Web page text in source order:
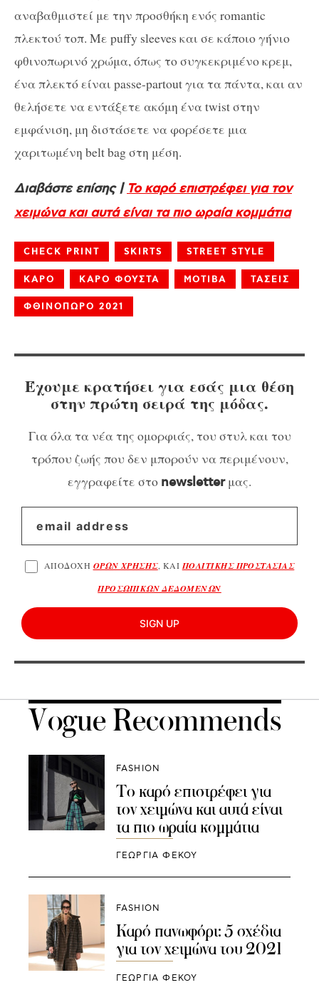
αναβαθμιστεί με την προσθήκη ενός romantic
πλεκτού τοπ. Με puffy sleeves και σε κάποιο γήνιο
φθινοπωρινό χρώμα, όπως το συγκεκριμένο κρεμ,
ένα πλεκτό είναι passe-partout για τα πάντα, και αν
θελήσετε να εντάξετε ακόμη ένα twist στην
εμφάνιση, μη διστάσετε να φορέσετε μια
χαριτωμένη belt bag στη μέση.
Διαβάστε επίσης | Το καρό επιστρέφει για τον
χειμώνα και αυτά είναι τα πιο ωραία κομμάτια
CHECK PRINT SKIRTS STREET STYLE
ΚΑΡΟ ΚΑΡΟ ΦΟΥΣΤΑ ΜΟΤΙΒΑ ΤΑΣΕΙΣ
ΦΘΙΝΟΠΩΡΟ 2021
Έχουμε κρατήσει για εσάς μια θέση
στην πρώτη σειρά της μόδας.
Για όλα τα νέα της ομορφιάς, του στυλ και του
τρόπου ζωής που δεν μπορούν να περιμένουν,
εγγραφείτε στο newsletterμας.
ΑΠΟΔΟΧΗ ΟΡΩΝ ΧΡΗΣΗΣ, ΚΑΙ ΠΟΛΙΤΙΚΗΣ ΠΡΟΣΤΑΣΙΑΣ
ΠΡΟΣΩΠΙΚΩΝ ΔΕΔΟΜΕΝΩΝ
SIGN UP
Vogue Recommends
FASHION
Το καρό επιστρέφει για
τον χειμώνα και αυτά είναι
τα πιο ωραία κομμάτια
ΓΕΩΡΓΙΑ ΦΕΚΟΥ
FASHION
Καρό πανωφόρι: 5 σχέδια
για τον χειμώνα του 2021
ΓΕΩΡΓΙΑ ΦΕΚΟΥ